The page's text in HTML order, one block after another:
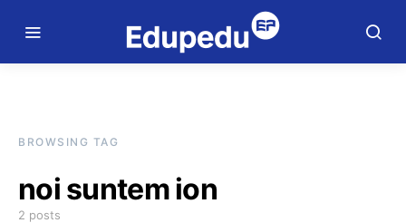
BROWSING TAG
noi suntem ion
2 posts